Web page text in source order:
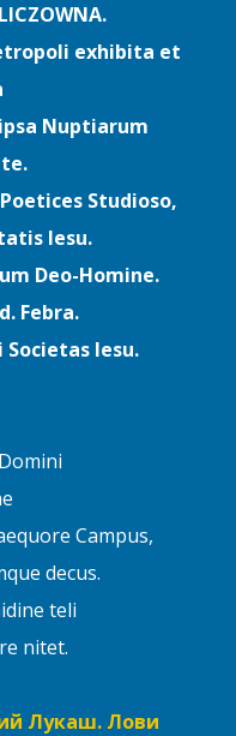
exhibita et
Nuptiarum
Studioso,
Iesu.
Deo-Homine.
Febra.
Iesu.
Campus,
decus.
teli
nitet.
Лукаш. Лови